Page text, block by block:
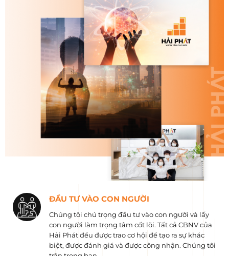
ĐẦU TƯ VÀO CON NGƯỜI
Chúng tôi chú trọng đầu tư vào con người và lấy
con người làm trọng tâm cốt lõi. Tất cả CBNV của
Hải Phát đều được trao cơ hội để tạo ra sự khác
biệt, được đánh giá và được công nhận. Chúng tôi